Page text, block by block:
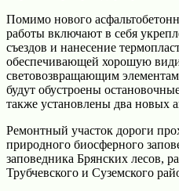
Помимо нового
работы включают в себя
съездов и нанесение
обеспечивающей хорошую
световозвращающим
будут обустроены
также установлены два новых
Ремонтный участок дороги
природного биосферного
заповедника Брянских лесов,
Трубчевского и Суземского